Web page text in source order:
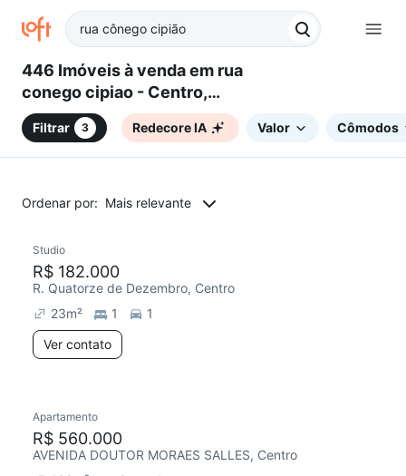
446 Imóveis à venda em rua
conego cipiao - Centro,
Campinas, SP
Filtrar 3 Redecore IA Valor Cômodos
Ordenar por: Mais relevante
Studio
R$ 182.000
R. Quatorze de Dezembro, Centro
23m² 1
1
Ver contato
Apartamento
R$ 560.000
AVENIDA DOUTOR MORAES SALLES, Centro